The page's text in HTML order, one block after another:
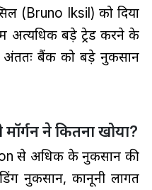
(Bruno Iksil) को दिया
में अत्यधिक बड़े ट्रेड करने के
अंततः बैंक को बड़े नुकसान
ने कितना खोया?
से अधिक के नुकसान की
नुकसान, कानूनी लागतें